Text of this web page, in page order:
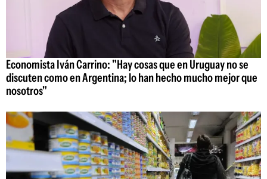
Economista Iván Carrino: "Hay cosas que en Uruguay no se
discuten como en Argentina; lo han hecho mucho mejor que
nosotros"